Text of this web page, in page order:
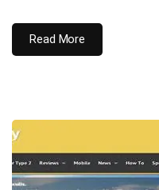
Read More